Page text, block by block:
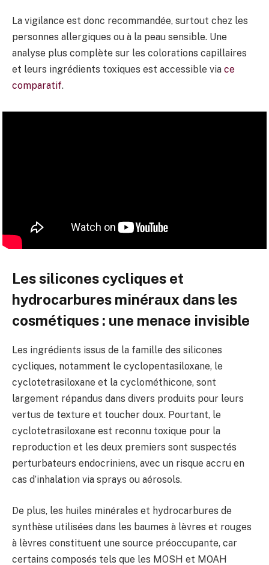
La vigilance est donc recommandée, surtout chez les
personnes allergiques ou à la peau sensible. Une
analyse plus complète sur les colorations capillaires
et leurs ingrédients toxiques est accessible via ce
comparatif.
Les silicones cycliques et
hydrocarbures minéraux dans les
cosmétiques : une menace invisible
Les ingrédients issus de la famille des silicones
cycliques, notamment le cyclopentasiloxane, le
cyclotetrasiloxane et la cyclométhicone, sont
largement répandus dans divers produits pour leurs
vertus de texture et toucher doux. Pourtant, le
cyclotetrasiloxane est reconnu toxique pour la
reproduction et les deux premiers sont suspectés
perturbateurs endocriniens, avec un risque accru en
cas d’inhalation via sprays ou aérosols.
De plus, les huiles minérales et hydrocarbures de
synthèse utilisées dans les baumes à lèvres et rouges
à lèvres constituent une source préoccupante, car
certains composés tels que les MOSH et MOAH